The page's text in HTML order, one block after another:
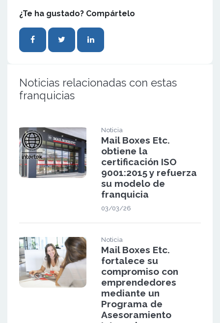
¿Te ha gustado? Compártelo
Noticias relacionadas con estas
franquicias
Noticia
Mail Boxes Etc.
obtiene la
certificación ISO
9001:2015 y refuerza
su modelo de
franquicia
03/03/26
Noticia
Mail Boxes Etc.
fortalece su
compromiso con
emprendedores
mediante un
Programa de
Asesoramiento